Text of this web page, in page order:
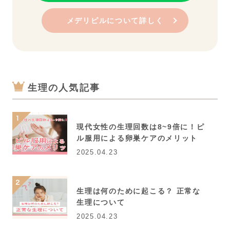
メデリピルについて詳しく
生理の人気記事
現代女性の生理回数は8~9倍に！ピ
ル服用による卵巣ケアのメリット
2025.04.23
生理は何のために起こる？ 正常な
生理について
2025.04.23